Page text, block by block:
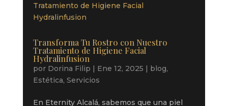
Transforma Tu Rostro con Nuestro
Tratamiento de Higiene Facial
Hydralinfusion
por Dorina Filip | Ene 12, 2025 | blog,
Estética, Servicios
En Eternity Alcalá, sabemos que una piel